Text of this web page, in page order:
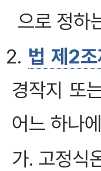
으로 정하
2. 법 제2
경작지 또
어느 하나
가. 고정식